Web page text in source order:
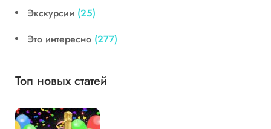
Экскурсии (25)
Это интересно (277)
Топ новых статей